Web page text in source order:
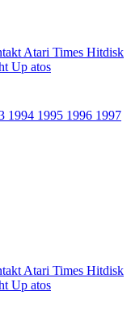
Atari Times Hitdisk
Up atos
1994 1995 1996 1997
Atari Times Hitdisk
Up atos